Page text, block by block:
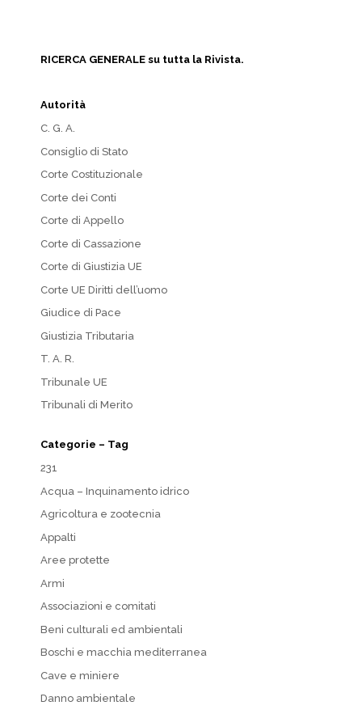
RICERCA GENERALE su tutta la Rivista.
Autorità
C. G. A.
Consiglio di Stato
Corte Costituzionale
Corte dei Conti
Corte di Appello
Corte di Cassazione
Corte di Giustizia UE
Corte UE Diritti dell’uomo
Giudice di Pace
Giustizia Tributaria
T. A. R.
Tribunale UE
Tribunali di Merito
Categorie – Tag
231
Acqua – Inquinamento idrico
Agricoltura e zootecnia
Appalti
Aree protette
Armi
Associazioni e comitati
Beni culturali ed ambientali
Boschi e macchia mediterranea
Cave e miniere
Danno ambientale